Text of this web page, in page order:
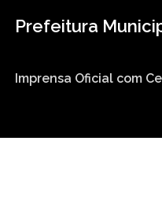
Prefeitura
Imprensa Oficial com